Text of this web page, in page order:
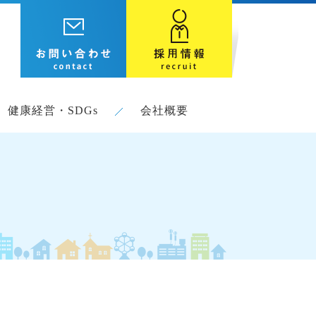
健康経営・SDGs 会社概要